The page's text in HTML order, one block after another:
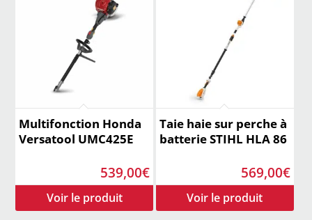
Multifonction Honda
Versatool UMC425E
539,00€
Taie haie sur perche à
batterie STIHL HLA 86
569,00€